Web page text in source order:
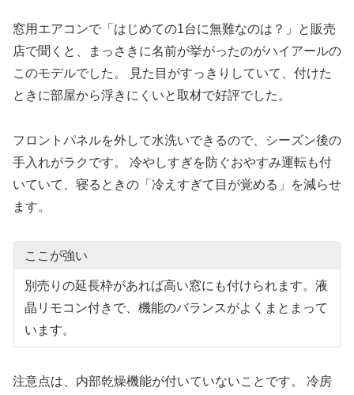
窓用エアコンで「はじめての1台に無難なのは？」と販売
店で聞くと、まっさきに名前が挙がったのがハイアールの
このモデルでした。 見た目がすっきりしていて、付けた
ときに部屋から浮きにくいと取材で好評でした。
フロントパネルを外して水洗いできるので、シーズン後の
手入れがラクです。 冷やしすぎを防ぐおやすみ運転も付
いていて、寝るときの「冷えすぎて目が覚める」を減らせ
ます。
ここが強い
別売りの延長枠があれば高い窓にも付けられます。液
晶リモコン付きで、機能のバランスがよくまとまって
います。
注意点は、内部乾燥機能が付いていないことです。 冷房